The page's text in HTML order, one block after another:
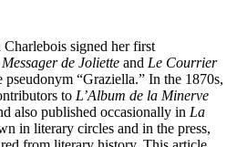
signed her first
de Joliette and Le Courrier
pseudonym “Graziella.” In the 1870s,
to L’Album de la Minerve
also published occasionally in La
in literary circles and in the press,